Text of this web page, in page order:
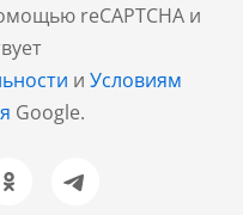
reCAPTCHA и
и Условиям
Google.